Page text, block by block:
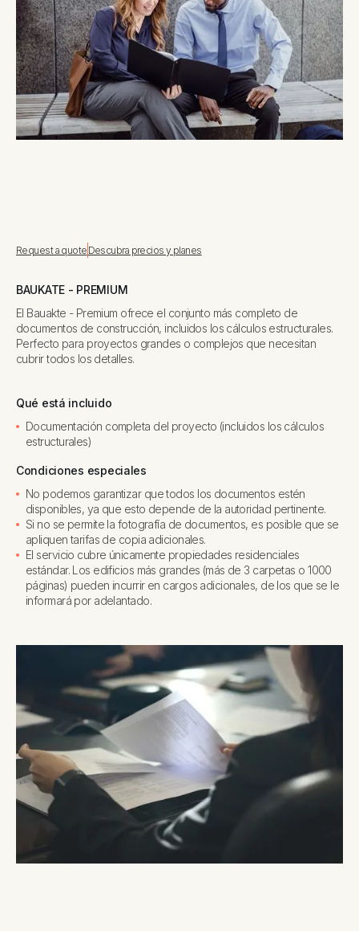
Request a quote Descubra precios y planes
BAUKATE - PREMIUM
El Bauakte - Premium ofrece el conjunto más completo de
documentos de construcción, incluidos los cálculos estructurales.
Perfecto para proyectos grandes o complejos que necesitan
cubrir todos los detalles.
Qué está incluido
Documentación completa del proyecto (incluidos los cálculos
estructurales)
Condiciones especiales
No podemos garantizar que todos los documentos estén
disponibles, ya que esto depende de la autoridad pertinente.
Si no se permite la fotografía de documentos, es posible que se
apliquen tarifas de copia adicionales.
El servicio cubre únicamente propiedades residenciales
estándar. Los edificios más grandes (más de 3 carpetas o 1000
páginas) pueden incurrir en cargos adicionales, de los que se le
informará por adelantado.